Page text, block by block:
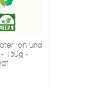
Ton und
- 150g -